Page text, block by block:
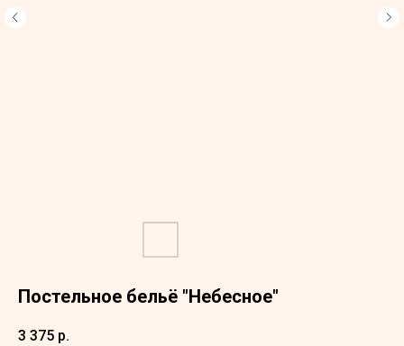
Постельное бельё "Небесное"
3 375 р.